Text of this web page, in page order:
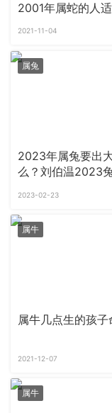
2001年属蛇的人
2021-11-04
属兔
2023年属兔要出
么？刘伯温2023
2023-02-23
属牛
属牛几点生的孩子
2021-12-07
属牛